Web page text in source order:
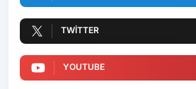
TWITTER
YOUTUBE